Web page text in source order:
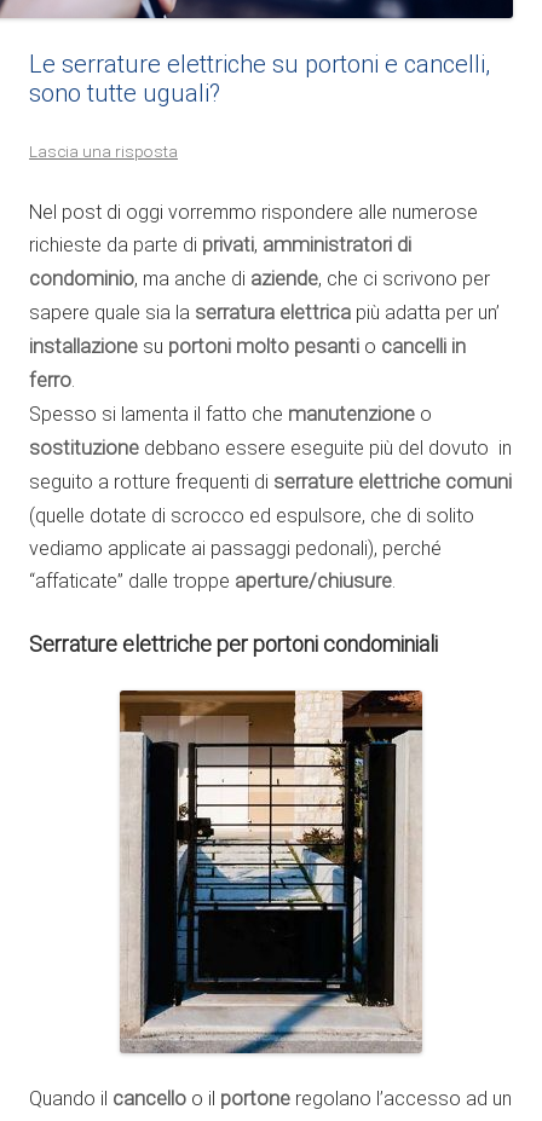
Le serrature elettriche su portoni e cancelli,
sono tutte uguali?
Lascia una risposta
Nel post di oggi vorremmo rispondere alle numerose
richieste da parte di privati, amministratori di
condominio, ma anche di aziende, che ci scrivono per
sapere quale sia la serratura elettrica più adatta per un’
installazione su portoni molto pesanti o cancelli in
ferro
Spesso si lamenta il fatto che manutenzione o
sostituzione debbano essere eseguite più del dovuto in
seguito a rotture frequenti di serrature elettriche comuni
(quelle dotate di scrocco ed espulsore, che di solito
vediamo applicate ai passaggi pedonali), perché
“affaticate” dalle troppe aperture/chiusure
Serrature elettriche per portoni condominiali
Quando il cancello o il portone regolano l’accesso ad un